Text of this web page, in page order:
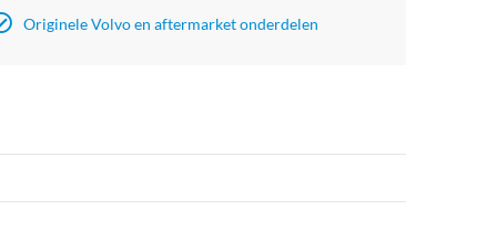
Originele Volvo en aftermarket onderdelen